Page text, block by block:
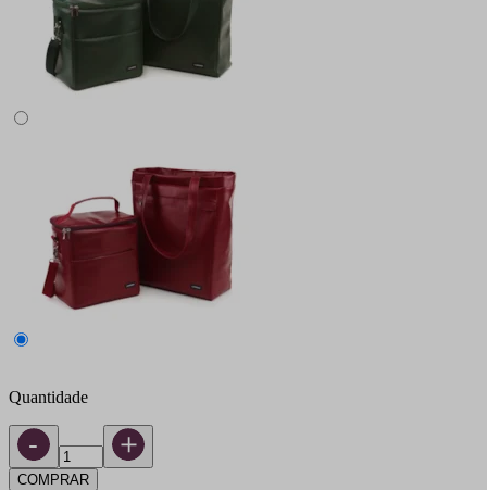
Quantidade
COMPRAR